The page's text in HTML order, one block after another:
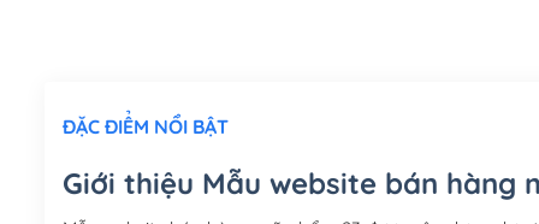
ĐẶC ĐIỂM NỔI BẬT
Giới thiệu Mẫu website bán hàng